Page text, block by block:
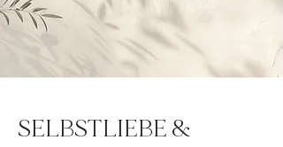
SELBSTLIEBE &